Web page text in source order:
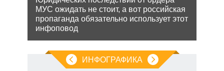
МУС ожидать не стоит, а вот российская
пропаганда обязательно использует этот
инфоповод
ИНФОГРАФИКА